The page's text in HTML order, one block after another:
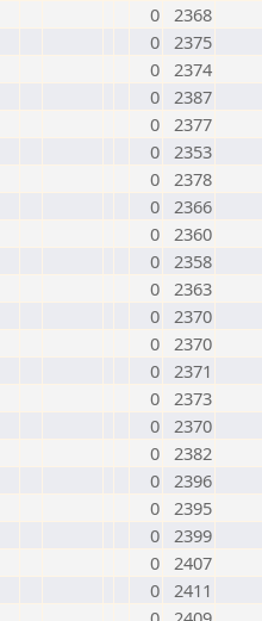
0 2368
0 2375
0 2374
0 2387
0 2377
0 2353
0 2378
0 2366
0 2360
0 2358
0 2363
0 2370
0 2370
0 2371
0 2373
0 2370
0 2382
0 2396
0 2395
0 2399
0 2407
0 2411